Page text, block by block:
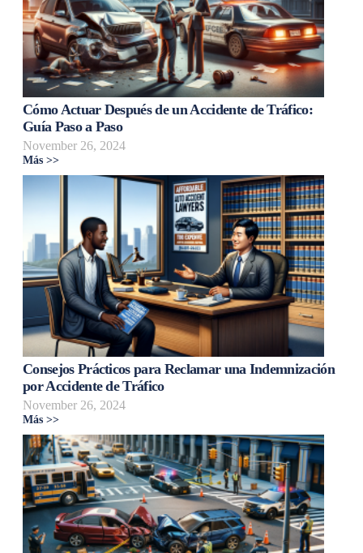
Cómo Actuar Después de un Accidente de Tráfico:
Guía Paso a Paso
November 26, 2024
Más >>
Consejos Prácticos para Reclamar una Indemnización
por Accidente de Tráfico
November 26, 2024
Más >>